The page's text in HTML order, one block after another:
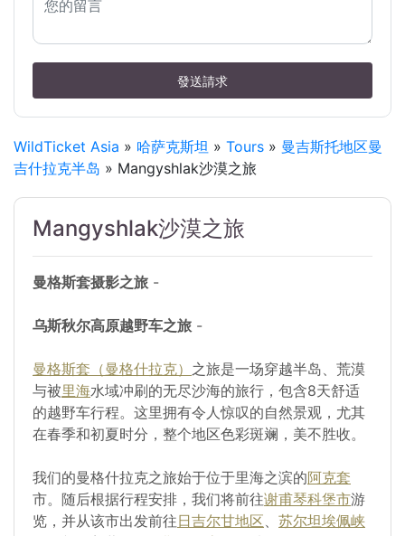
發送請求
WildTicket Asia » 哈萨克斯坦 » Tours » 曼吉斯托地区曼
吉什拉克半岛 » Mangyshlak沙漠之旅
Mangyshlak沙漠之旅
曼格斯套摄影之旅 -
乌斯秋尔高原越野车之旅 -
曼格斯套（曼格什拉克） 之旅是一场穿越半岛、荒漠
与被里海水域冲刷的无尽沙海的旅行，包含8天舒适
的越野车行程。这里拥有令人惊叹的自然景观，尤其
在春季和初夏时分，整个地区色彩斑斓，美不胜收。
我们的曼格什拉克之旅始于位于里海之滨的阿克套
市。随后根据行程安排，我们将前往谢甫琴科堡市游
览，并从该市出发前往日吉尔甘地区、 苏尔坦埃佩峡